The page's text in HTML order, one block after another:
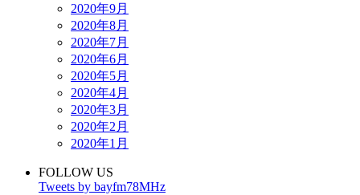
2020年9月
2020年8月
2020年7月
2020年6月
2020年5月
2020年4月
2020年3月
2020年2月
2020年1月
FOLLOW US
Tweets by bayfm78MHz